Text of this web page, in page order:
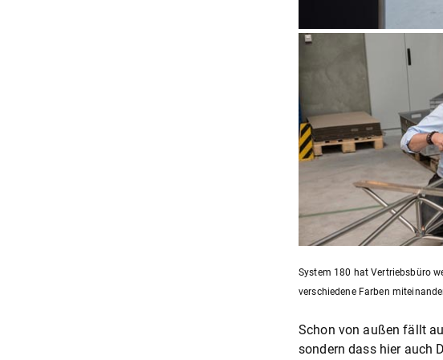
System 180 hat Vertriebsbüro
verschiedene Farben
Schon von außen fällt
sondern dass hier auch